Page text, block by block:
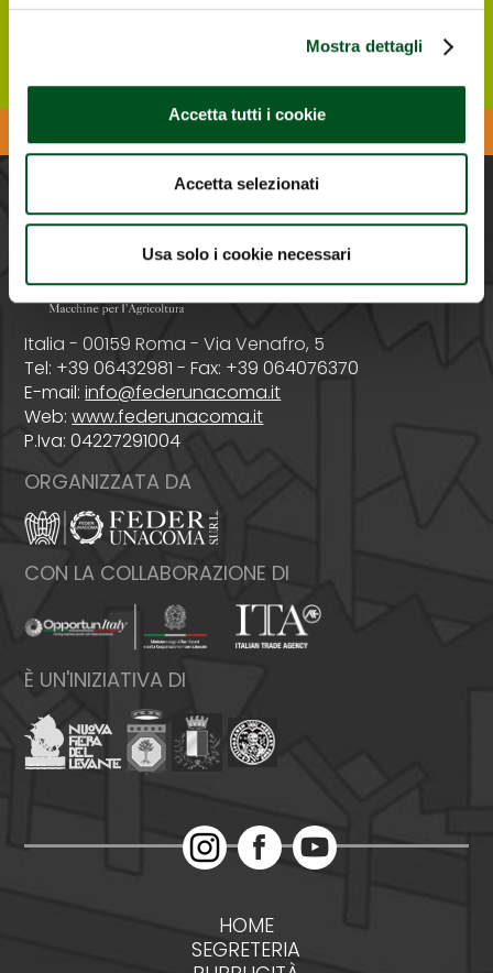
Mostra dettagli
Accetta tutti i cookie
Accetta selezionati
Usa solo i cookie necessari
PROMOSSA DA
Italia - 00159 Roma - Via Venafro, 5
Tel: +39 06432981 - Fax: +39 064076370
E-mail:info@federunacoma.it
Web:www.federunacoma.it
P.Iva: 04227291004
ORGANIZZATA DA
CON LA COLLABORAZIONE DI
È UN'INIZIATIVA DI
HOME
SEGRETERIA